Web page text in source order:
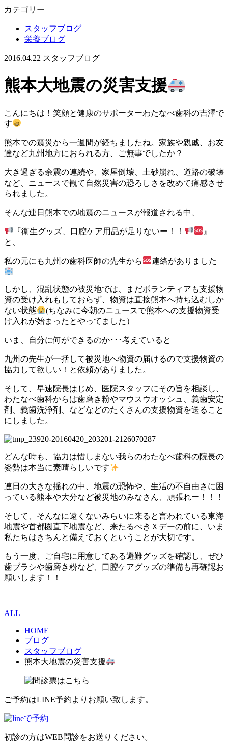
カテゴリー
スタッフブログ
栄養ブログ
2016.04.22 スタッフブログ
熊本大地震の災害支援
こんにちは！笑顔と健康のサポーターわたなべ歯科の吉澤で
す
熊本での震災から一週間が経ちましたね。家族や親戚、お友
達など九州地方におられる方、ご無事でしたか？
大き過ぎる余震の連続や、家屋倒壊、土砂崩れ、道路の破壊
など、ニュースで観て自然災害の恐ろしさを改めて痛感させ
られました。
そんな連日熊本での地震のニュースが報道される中、
『衛生グッズ、口腔ケア用品が足りないー！！
』
と、
私の元にも九州の歯科医師の先生から 連絡がありました
しかし、混乱状態の被災地では、まだボランティアも支援物
資の受け入れもしておらず、物資は直接熊本へ持ち込むしか
ない状態
(ちなみに今朝のニュースで熊本への支援物資受
け入れが始まったとやってました）
いま、自分に何ができるのか･･･考えていると
九州の先生が一括して被災地へ物資の届けるので支援物資の
協力して欲しい！と依頼がありました。
そして、早速院長はじめ、医院スタッフにその旨を相談し、
わたなべ歯科からは歯磨き粉やマウスウオッシュ、義歯安定
剤、義歯洗浄剤、などなどのたくさんの支援物資を送ること
にしました。
どんな時も、協力は惜しまない我らのわたなべ歯科の院長の
姿勢は本当に素晴らしいです
連日の大きな揺れの中、地震の恐怖や、生活の不自由さに困
っている熊本や大分など被災地のみなさん、頑張れー！！！
そして、そんなに遠くないみらいに来ると言われている東海
地震や首都圏直下地震など、来たるべきＸデーの前に、いま
私たちはきちんと備えておくということが大切です。
もう一度、ご自宅に用意してある避難グッズを確認し、ぜひ
歯ブラシや歯磨き粉など、口腔ケアグッズの準備も再確認お
願いします！！
ALL
HOME
ブログ
スタッフブログ
熊本大地震の災害支援
ご予約はLINE予約よりお願い致します。
初診の方はWEB問診をお送りください。